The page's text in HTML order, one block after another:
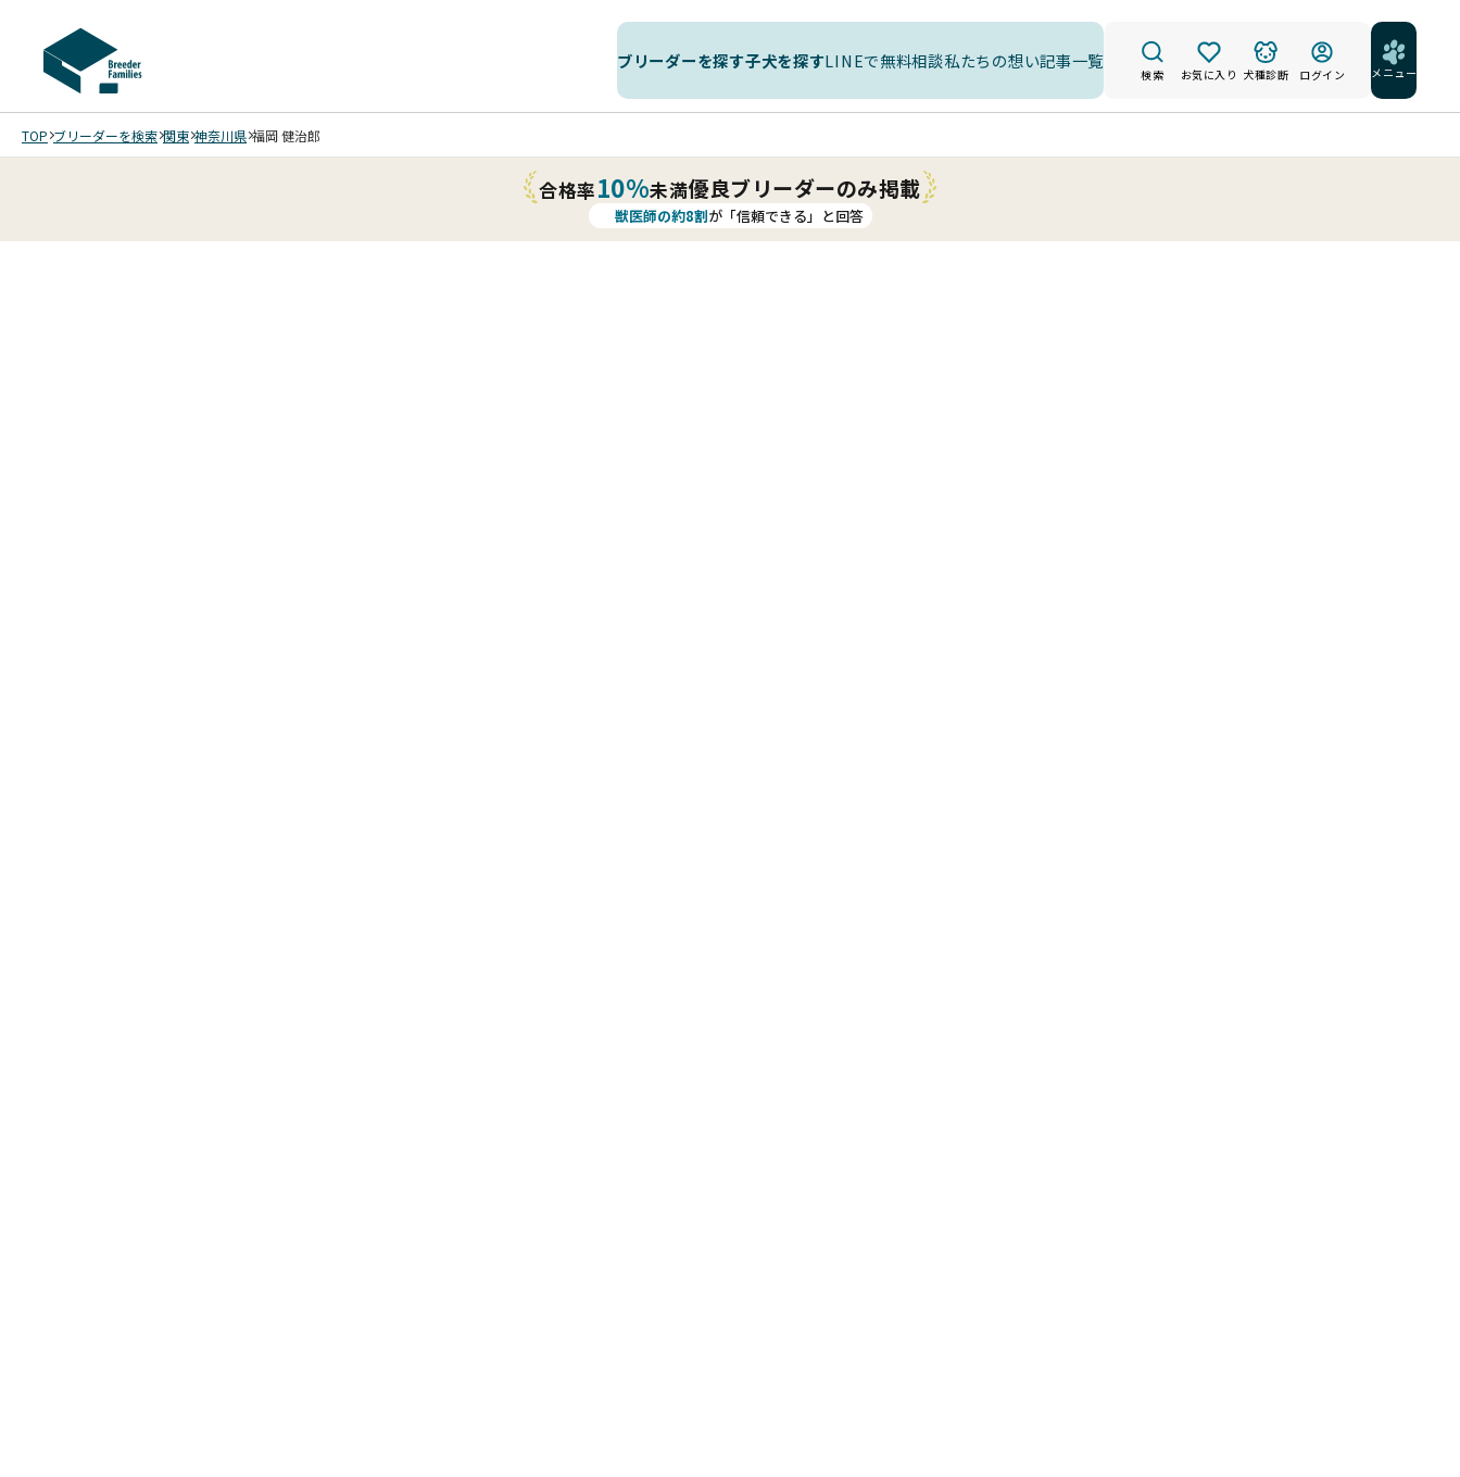
ブリーダーを探す子犬を探すLINEで無料相談私たちの想い記事一覧
検索 お気に入り 犬種診断 ログイン メニュー
TOP ブリーダーを検索 関東 神奈川県 福岡 健治郎
合格率10%未満優良ブリーダーのみ掲載
獣医師の約8割が「信頼できる」と回答